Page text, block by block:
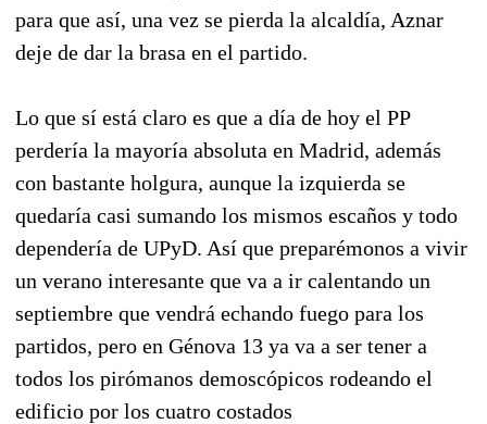
para que así, una vez se pierda la alcaldía, Aznar
deje de dar la brasa en el partido.
Lo que sí está claro es que a día de hoy el PP
perdería la mayoría absoluta en Madrid, además
con bastante holgura, aunque la izquierda se
quedaría casi sumando los mismos escaños y todo
dependería de UPyD. Así que preparémonos a vivir
un verano interesante que va a ir calentando un
septiembre que vendrá echando fuego para los
partidos, pero en Génova 13 ya va a ser tener a
todos los pirómanos demoscópicos rodeando el
edificio por los cuatro costados